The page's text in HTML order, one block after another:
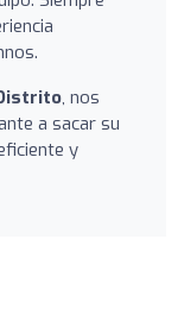
, nos
a sacar su
y